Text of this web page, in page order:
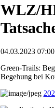
WLZ/
04.03.2023 07:00
Green-Trails:
Begehung bei